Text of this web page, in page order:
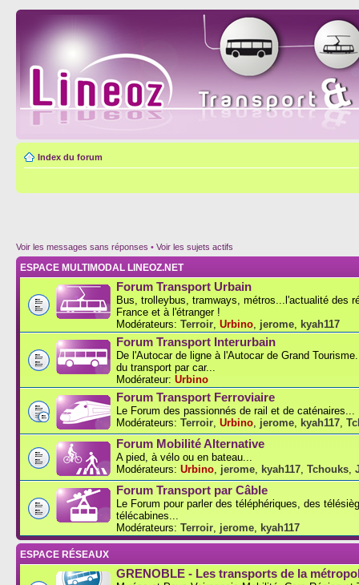
Index du forum
Voir les messages sans réponses • Voir les sujets actifs
ESPACE MULTIMODAL LINEOZ.NET
Forum Transport Urbain
Bus, trolleybus, tramways, métros...l'actualité des
France et à l'étranger !
Modérateurs: Terroir Urbino jerome kyah117
Forum Transport Interurbain
De l'Autocar de ligne à l'Autocar de Grand
du transport par car...
Modérateur: Urbino
Forum Transport Ferroviaire
Le Forum des passionnés de rail et de caténaires...
Modérateurs: Terroir Urbino jerome kyah117
Forum Mobilité Alternative
A pied, à vélo ou en bateau...
Modérateurs: Urbino jerome kyah117 Tchouks
Forum Transport par Câble
Le Forum pour parler des téléphériques, des
télécabines...
Modérateurs: Terroir jerome kyah117
ESPACE RÉSEAUX
GRENOBLE - Les transports de la